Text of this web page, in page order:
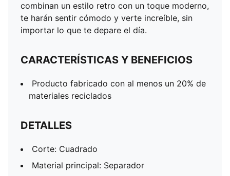
combinan un estilo retro con un toque moderno,
te harán sentir cómodo y verte increíble, sin
importar lo que te depare el día.
CARACTERÍSTICAS Y BENEFICIOS
Producto fabricado con al menos un 20% de
materiales reciclados
DETALLES
Corte: Cuadrado
Material principal: Separador